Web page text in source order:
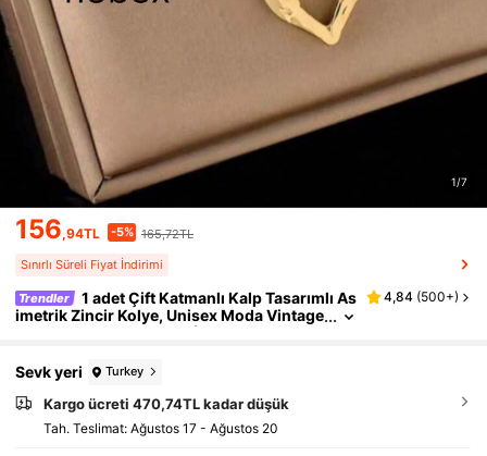
1/7
156,94TL -5% 165,72TL
Sınırlı Süreli Fiyat İndirimi
Trendler
1 adet Çift Katmanlı Kalp Tasarımlı As
imetrik Zincir Kolye, Unisex Moda Vintage
Günlük/Parti Aksesuarı (Fotoğraf Çekimi
e Görüntü Arasında Hafif Renk Farkı Olabilir, O
PP Poşet ve Kutu Sadece Fotoğraf Çekimi Am
açlıdır)
4,84 (500+)
Sevk yeri Turkey
Kargo ücreti 470,74TL kadar düşük
Tah. Teslimat: Ağustos 17 - Ağustos 20